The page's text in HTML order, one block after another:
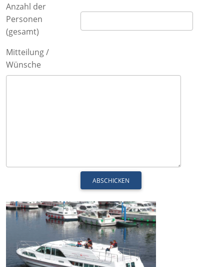
Anzahl der
Personen
(gesamt)
Mitteilung /
Wünsche